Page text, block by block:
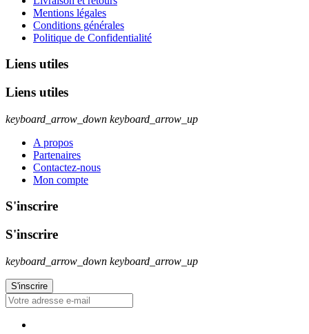
Mentions légales
Conditions générales
Politique de Confidentialité
Liens utiles
Liens utiles
keyboard_arrow_down keyboard_arrow_up
A propos
Partenaires
Contactez-nous
Mon compte
S'inscrire
S'inscrire
keyboard_arrow_down keyboard_arrow_up